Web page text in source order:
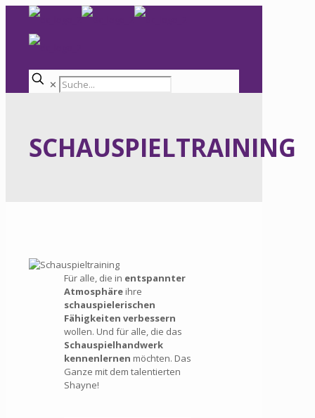
✕
SCHAUSPIELTRAINING
Für alle, die in entspannter
Atmosphäre ihre
schauspielerischen
Fähigkeiten verbessern
wollen. Und für alle, die das
Schauspielhandwerk
kennenlernen möchten. Das
Ganze mit dem talentierten
Shayne!